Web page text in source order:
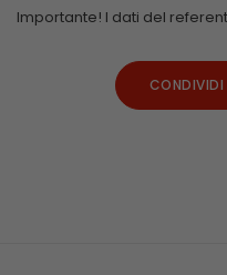
Importante! I dati del
CONDIVIDI